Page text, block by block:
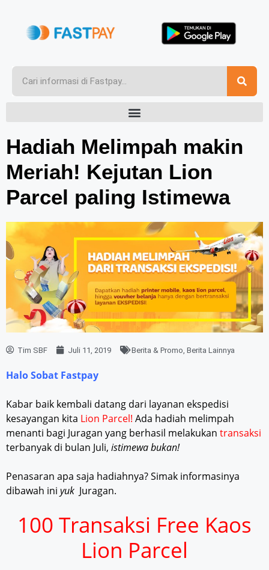
Hadiah Melimpah makin
Meriah! Kejutan Lion
Parcel paling Istimewa
Tim SBF Juli 11, 2019 Berita & Promo Berita Lainnya
Halo Sobat Fastpay
Kabar baik kembali datang dari layanan ekspedisi
kesayangan kita Lion Parcel! Ada hadiah melimpah
menanti bagi Juragan yang berhasil melakukan transaksi
terbanyak di bulan Juli, istimewa bukan!
Penasaran apa saja hadiahnya? Simak informasinya
dibawah ini yuk Juragan.
100 Transaksi Free Kaos
Lion Parcel